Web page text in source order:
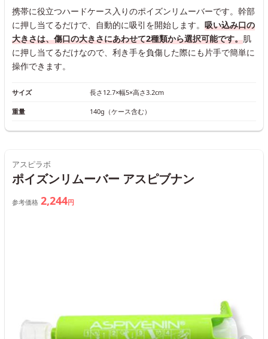
携帯に役立つハードケース入りのポイズンリムーバーです。幹部
に押し当てるだけで、自動的に吸引を開始します。 吸い込み口の
大きさは、傷口の大きさにあわせて2種類から選択可能です。肌
に押し当てるだけなので、利き手を負傷した際にも片手で簡単に
操作できます。
サイズ 長さ12.7×幅5×高さ3.2cm
重量 140g（ケース含む）
アスピラボ
ポイズンリムーバー アスピブナン
参考価格 2,244円